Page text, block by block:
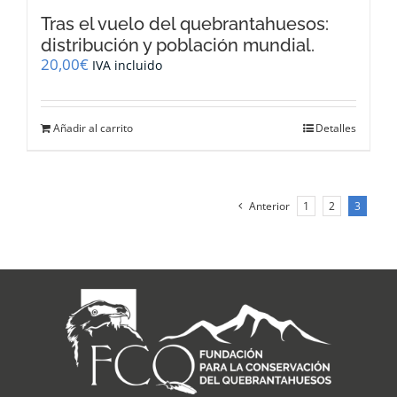
Tras el vuelo del quebrantahuesos:
distribución y población mundial.
20,00€ IVA incluido
Añadir al carrito Detalles
Anterior 1 2 3